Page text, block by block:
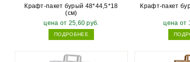
Крафт-пакет бурый 48*44,5*18
(см)
цена от 25,60 руб.
ПОДРОБНЕЕ
Крафт-пакет
цена от